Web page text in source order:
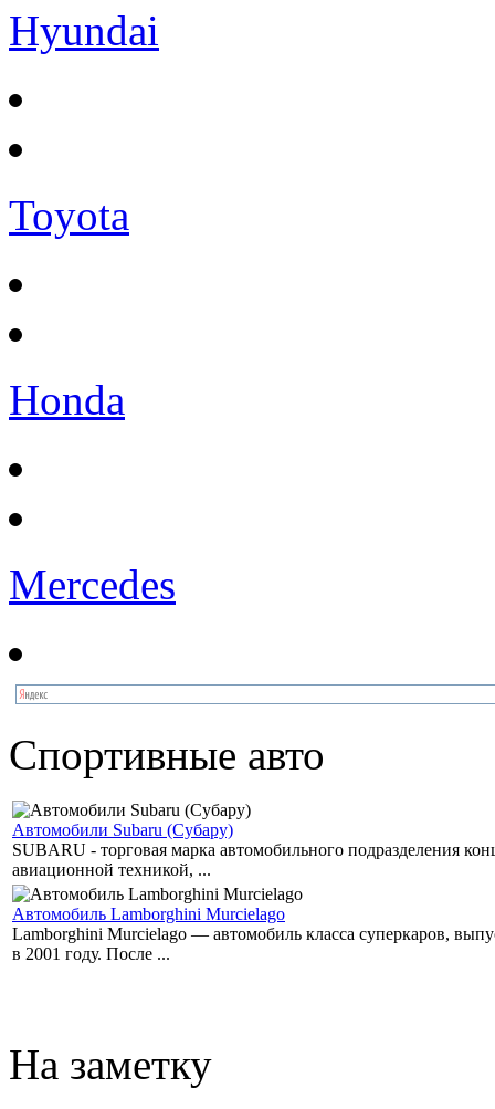
Hyundai
Toyota
Honda
Mercedes
Спортивные авто
Автомобили Subaru (Субару)
SUBARU - торговая марка автомобильного подразделения
авиационной техникой, ...
Автомобиль Lamborghini Murcielago
Lamborghini Murcielago — автомобиль класса суперкаров,
в 2001 году. После ...
На заметку